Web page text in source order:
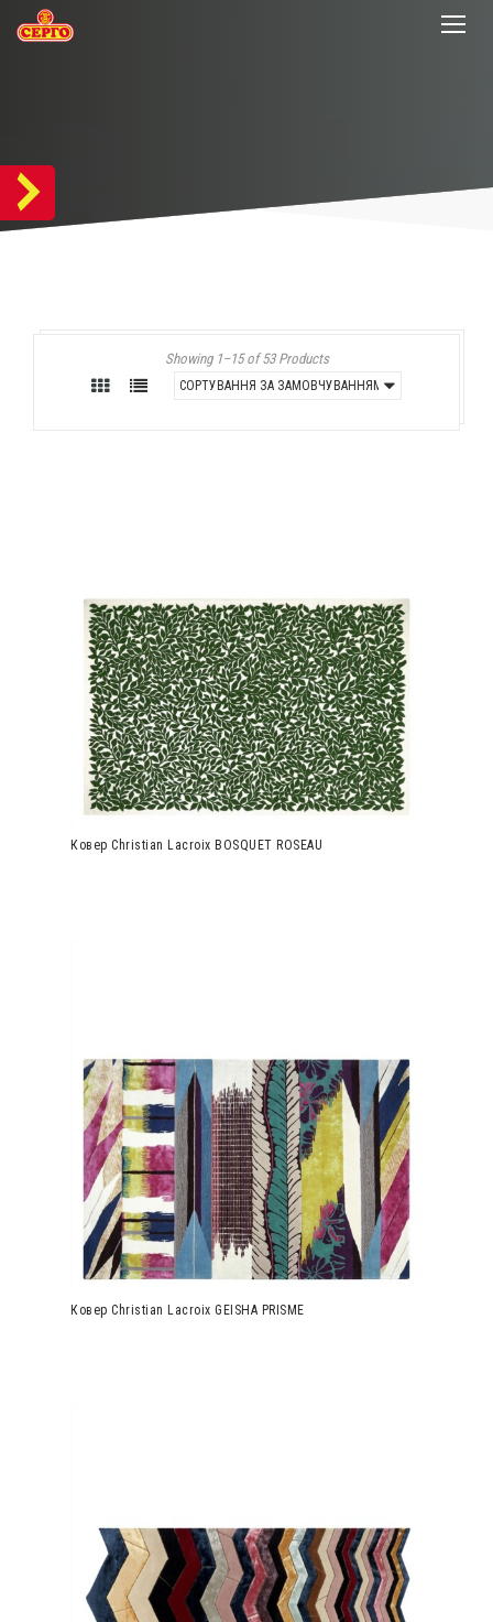
Showing 1–15 of 53 Products
Ковер Christian Lacroix BOSQUET ROSEAU
Ковер Christian Lacroix GEISHA PRISME